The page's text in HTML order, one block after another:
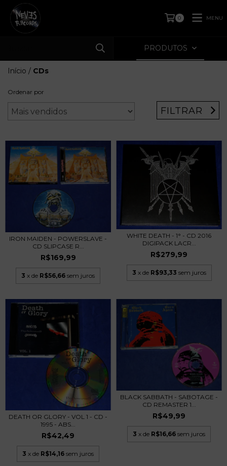
0 MENU
PRODUTOS
Início / CDs
Ordenar por
FILTRAR
IRON MAIDEN - POWERSLAVE -
CD SLIPCASE R...
R$169,99
3 x de R$56,66 sem juros
WHITE DEATH - 1° - CD 2016
DIGIPACK LACR...
R$279,99
3 x de R$93,33 sem juros
DEATH OR GLORY - VOL 1 - CD -
1995 - ABS...
R$42,49
3 x de R$14,16 sem juros
BLACK SABBATH - SABOTAGE -
CD REMASTER 1...
R$49,99
3 x de R$16,66 sem juros